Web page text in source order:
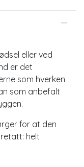
eller ved
er det
som hverken
som anbefalt
for at den
helt